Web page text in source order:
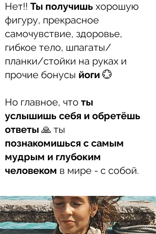
Нет!! Ты получишь хорошую
фигуру, прекрасное
самочувствие, здоровье,
гибкое тело, шпагаты/
планки/стойки на руках и
прочие бонусы йоги 💮
Но главное, что ты
услышишь себя и обретёшь
ответы 🙏 ты
познакомишься с самым
мудрым и глубоким
человеком в мире - с собой.